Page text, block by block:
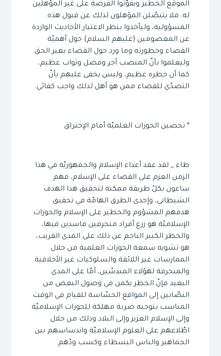
الموقع الخطير ويفوّتوا الفرصة على غير المؤهلين
له. فلا يتنصّلن المؤهلون لذلك عن قبول هذه
المسؤولية، وليأخذوا بنظر الاعتبار الأحاديث الواردة
عن المعصومين (عليهم السلام) حول أهميّة
القضاء وخطورته وما ورد حول القضاء بغير الحق.
وليعلموا بأنّ المنصب أجر وفضل وثواب عظيم،
كما أن خطره عظيم، وليس يخفى عليهم بأنّ
التصدّي للقضاء ممن هو أهل لذلك واجب كفائي.
* تحصين الحوزات العلميّة أمام الإختراق
طاء _ لقد عقد أعداء الإسلام والجمهوريّة في هذا
الزمن العزم على القضاء على الإسلام، فهم
ساعون بكلّ طريقة ممكنة لتحقيق هذا الهدف
الشيطاني، وإحدى الطرق الهامّة في تحقيق
هدفهم المشؤوم والخطير على الإسلام والحوزات
الإسلاميّة هو زرع أفراد منحرفين فاسدين فيها،
والخطر الكبير الناجم عن ذلك على المدى القريب،
هو تشويه سمعة الحوزات العلمية من خلال
الممارسات غير اللائقة والسلوكيات غير الأخلاقية
والمنحرفة لهؤلاء المندسّين، أمّا على المدى
البعيد فإنّ الخطر يكمن في وصول البعض من
النصّابين إلى المواقع الحسّاسة للقيام في الوقت
المناسب بتوجيه ضربة مهلكة للحوزات الإسلاميّة
وإلى الإسلام العزيز وإلى البلاد وذلك من خلال
اطّلاعهم على العلوم الإسلاميّة واندساسهم بين
الجماهير والناس البسطاء وكسب ودّهم.